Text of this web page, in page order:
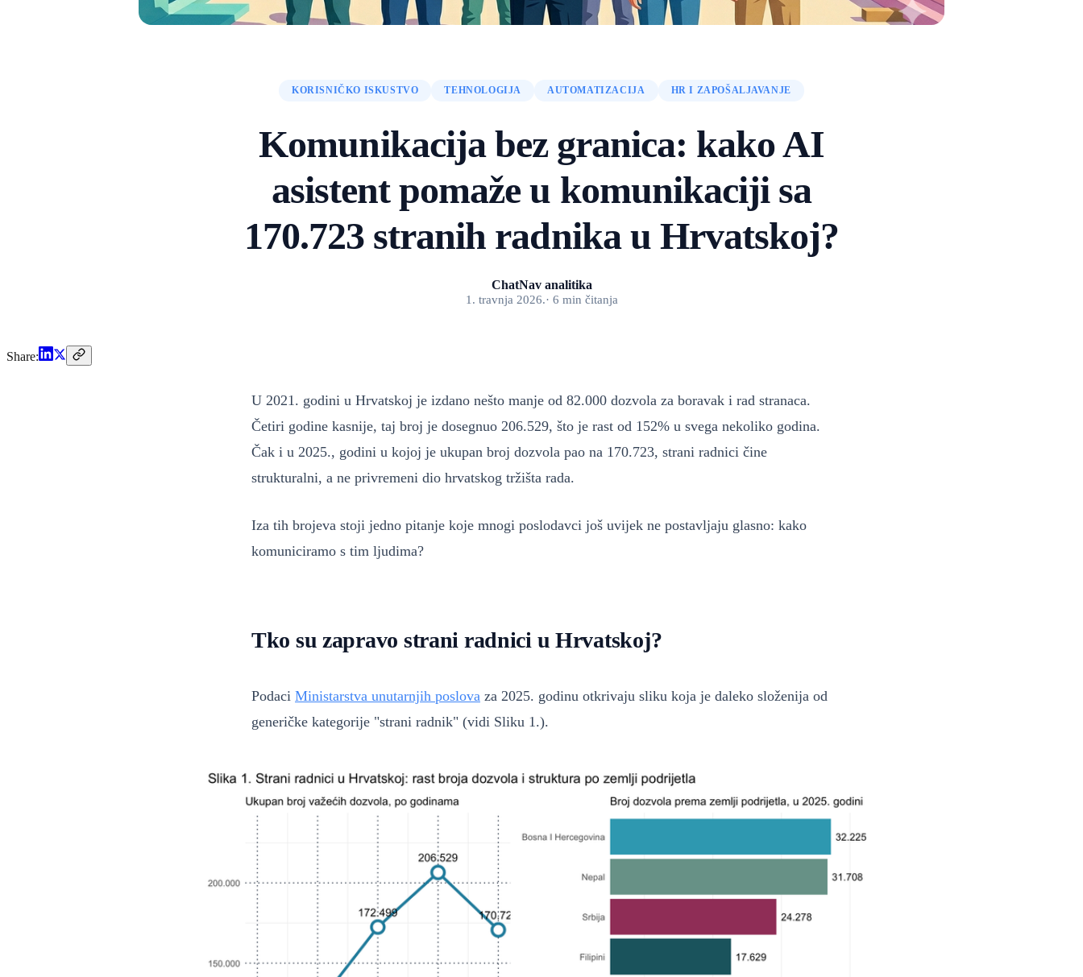
KORISNIČKO ISKUSTVO TEHNOLOGIJA AUTOMATIZACIJA HR I ZAPOŠALJAVANJE
Komunikacija bez granica: kako AI
asistent pomaže u komunikaciji sa
170.723 stranih radnika u Hrvatskoj?
ChatNav analitika
1. travnja 2026.· 6 min čitanja
Share:
U 2021. godini u Hrvatskoj je izdano nešto manje od 82.000 dozvola za boravak i rad stranaca.
Četiri godine kasnije, taj broj je dosegnuo 206.529, što je rast od 152% u svega nekoliko godina.
Čak i u 2025., godini u kojoj je ukupan broj dozvola pao na 170.723, strani radnici čine
strukturalni, a ne privremeni dio hrvatskog tržišta rada.
Iza tih brojeva stoji jedno pitanje koje mnogi poslodavci još uvijek ne postavljaju glasno: kako
komuniciramo s tim ljudima?
Tko su zapravo strani radnici u Hrvatskoj?
Podaci Ministarstva unutarnjih poslova za 2025. godinu otkrivaju sliku koja je daleko složenija od
generičke kategorije "strani radnik" (vidi Sliku 1.).